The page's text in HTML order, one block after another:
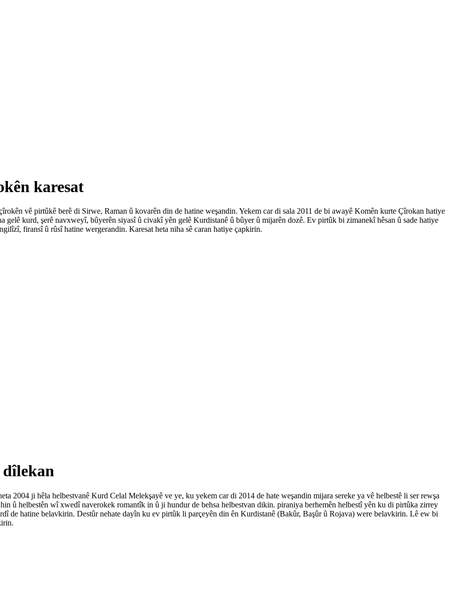
karesat
vê pirtûkê berê di Sirwe, Raman û kovarên din de hatine weşandin. Yekem car di sala 2011 de bi awayê Komên kurte Çîrokan hatiye
kurd, şerê navxweyî, bûyerên siyasî û civakî yên gelê Kurdistanê û bûyer û mijarên dozê. Ev pirtûk bi zimanekî hêsan û sade hatiye
firansî û rûsî hatine wergerandin. Karesat heta niha sê caran hatiye çapkirin.
2004 ji hêla helbestvanê Kurd Celal Melekşayê ve ye, ku yekem car di 2014 de hate weşandin mijara sereke ya vê helbestê li ser rewşa
û helbestên wî xwedî naverokek romantîk in û ji hundur de behsa helbestvan dikin. piraniya berhemên helbestî yên ku di pirtûka zirrey
de hatine belavkirin. Destûr nehate dayîn ku ev pirtûk li parçeyên din ên Kurdistanê (Bakûr, Başûr û Rojava) were belavkirin. Lê ew bi